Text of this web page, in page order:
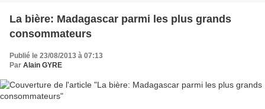
La bière: Madagascar parmi les plus grands
consommateurs
Publié le 23/08/2013 à 07:13
Par Alain GYRE